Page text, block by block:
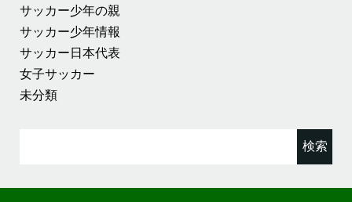
サッカー少年の親
サッカー少年情報
サッカー日本代表
女子サッカー
未分類